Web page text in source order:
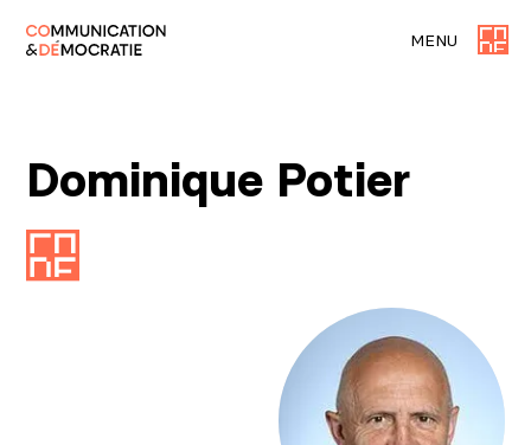
MENU
Dominique Potier
Agrandir